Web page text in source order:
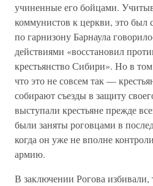
учиненные его бойцами.
коммунистов к церкви, это был
по гарнизону Барнаула
действиями «восстановил
крестьянство Сибири». Но в
что это не совсем так —
собирают съезды в защиту
выступали крестьяне прежде
были заняты роговцами в
когда он уже не вполне
армию.
В заключении Рогова избивали,